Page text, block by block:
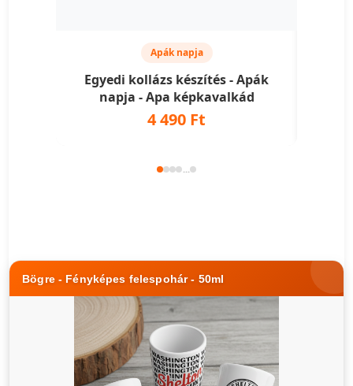
Apák napja
Egyedi kollázs készítés - Apák
napja - Apa képkavalkád
4 490 Ft
...
Bögre - Fényképes felespohár - 50ml